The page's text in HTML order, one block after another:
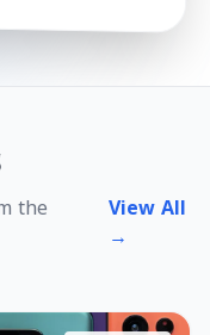
the
View All
→